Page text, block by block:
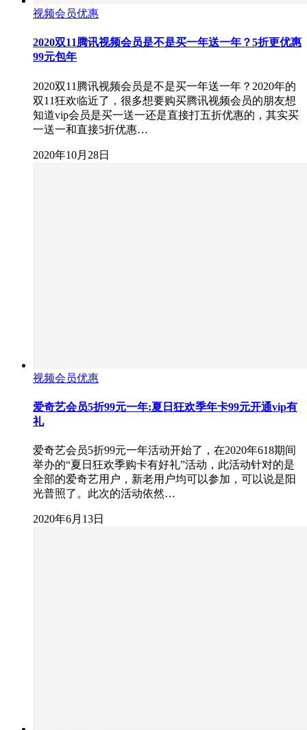
视频会员优惠
2020双11腾讯视频会员是不是买一年送一年？5折更优惠
99元包年
2020双11腾讯视频会员是不是买一年送一年？2020年的
双11狂欢临近了，很多想要购买腾讯视频会员的朋友想
知道vip会员是买一送一还是直接打五折优惠的，其实买
一送一和直接5折优惠…
2020年10月28日
视频会员优惠
爱奇艺会员5折99元一年:夏日狂欢季年卡99元开通vip有
礼
爱奇艺会员5折99元一年活动开始了，在2020年618期间
举办的“夏日狂欢季购卡有好礼”活动，此活动针对的是
全部的爱奇艺用户，新老用户均可以参加，可以说是阳
光普照了。此次的活动依然…
2020年6月13日